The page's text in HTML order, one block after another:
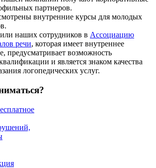
партнеров.
внутренние курсы для молодых
наших сотрудников в Ассоциацию
речи, которая имеет внутреннее
предусматривает возможность
и является знаком качества
логопедических услуг.